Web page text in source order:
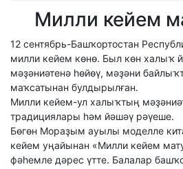
Милли кейем
12 сентябрь-Башҡортостан
милли кейем көнө. Был көн халыҡ
мәҙәниәтенә һөйөү, мәҙәни
маҡсатынан булдырылған.
Милли кейем-ул халыҡтың
традициялары һәм йәшәү рәүеше.
Бөгөн Мораҙым ауылы моделле
кейем уңайынан «Милли кейем
фәһемле дәрес үтте. Балалар